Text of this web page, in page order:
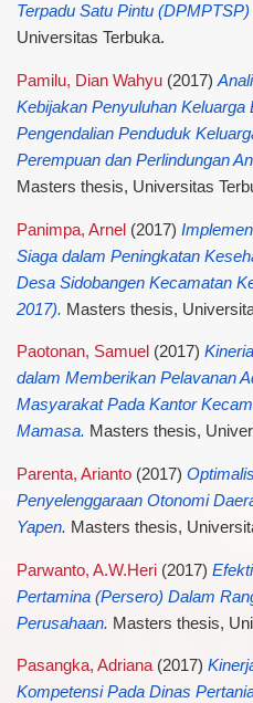
Terpadu Satu Pintu
Universitas Terbuka.
Pamilu, Dian Wahyu(2017)
Kebijakan Penyuluhan
Pengendalian Penduduk
Perempuan dan Perlindungan
Masters thesis, Universitas
Panimpa, Arnel(2017)
Siaga dalam Peningkatan
Desa Sidobangen Kecamatan
2017). Masters thesis,
Paotonan, Samuel (2017)
dalam Memberikan Pelavanan
Masyarakat Pada Kantor
Mamasa. Masters thesis,
Parenta, Arianto(2017)
Penyelenggaraan Otonomi
Yapen. Masters thesis,
Parwanto, A.W.Heri(2017)
Pertamina (Persero) Dalam
Perusahaan. Masters thesis,
Pasangka, Adriana(2017)
Kompetensi Pada Dinas